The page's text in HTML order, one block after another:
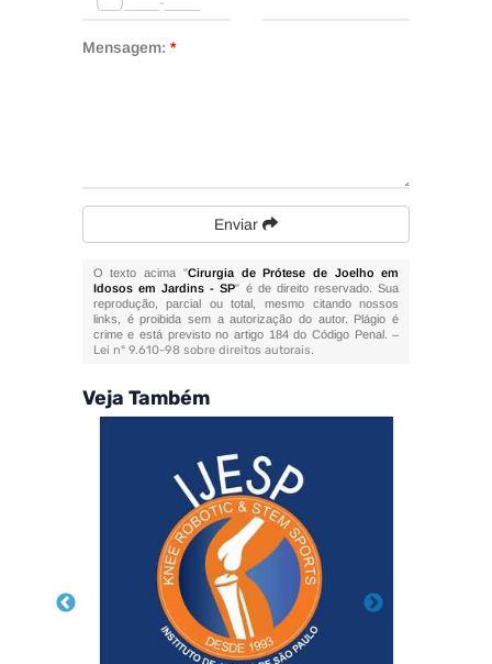
Mensagem: *
Enviar
O texto acima "Cirurgia de Prótese de Joelho em
Idosos em Jardins - SP" é de direito reservado. Sua
reprodução, parcial ou total, mesmo citando nossos
links, é proibida sem a autorização do autor. Plágio é
crime e está previsto no artigo 184 do Código Penal. –
Lei n° 9.610-98 sobre direitos autorais.
Veja Também